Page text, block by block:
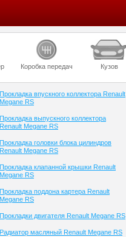
Коробка передач Кузов
Прокладка впускного коллектора Renault
Megane RS
Прокладка выпускного коллектора
Renault Megane RS
Прокладка головки блока цилиндров
Renault Megane RS
Прокладка клапанной крышки Renault
Megane RS
Прокладка поддона картера Renault
Megane RS
Прокладки двигателя Renault Megane RS
Радиатор масляный Renault Megane RS